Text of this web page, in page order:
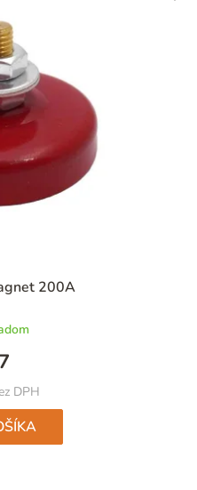
200A
z
5 DPH